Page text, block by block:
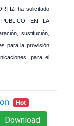
ha solicitado
EN LA
sustitución,
para la provisión
para el
Hot
Download